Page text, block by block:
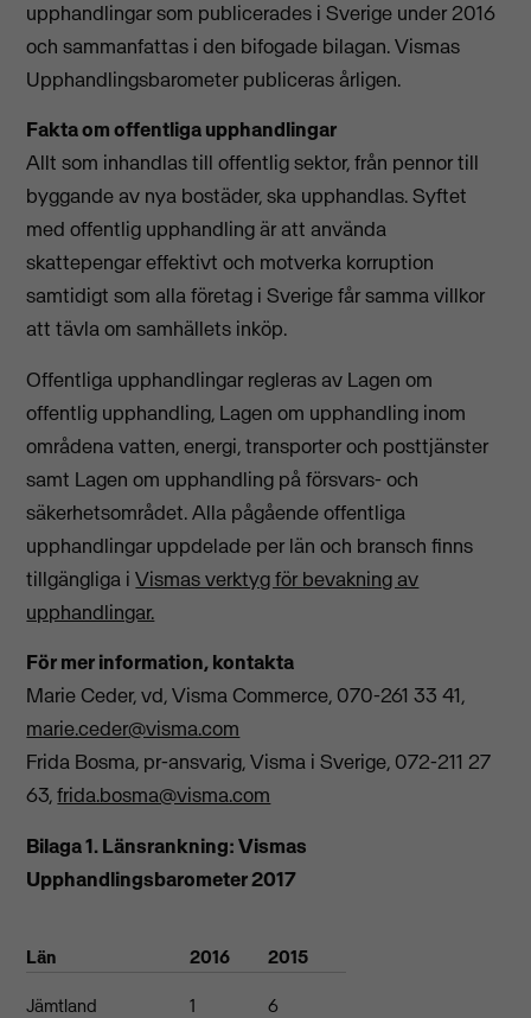
upphandlingar som publicerades i Sverige under 2016
och sammanfattas i den bifogade bilagan. Vismas
Upphandlingsbarometer publiceras årligen.
Fakta om offentliga upphandlingar
Allt som inhandlas till offentlig sektor, från pennor till
byggande av nya bostäder, ska upphandlas. Syftet
med offentlig upphandling är att använda
skattepengar effektivt och motverka korruption
samtidigt som alla företag i Sverige får samma villkor
att tävla om samhällets inköp.
Offentliga upphandlingar regleras av Lagen om
offentlig upphandling, Lagen om upphandling inom
områdena vatten, energi, transporter och posttjänster
samt Lagen om upphandling på försvars- och
säkerhetsområdet. Alla pågående offentliga
upphandlingar uppdelade per län och bransch finns
tillgängliga iVismas verktyg för bevakning av
upphandlingar.
För mer information, kontakta
Marie Ceder, vd, Visma Commerce, 070-261 33 41,
marie.ceder@visma.com
Frida Bosma, pr-ansvarig, Visma i Sverige, 072-211 27
63,frida.bosma@visma.com
Bilaga 1. Länsrankning: Vismas
Upphandlingsbarometer 2017
Län 2016 2015
Jämtland 1
6